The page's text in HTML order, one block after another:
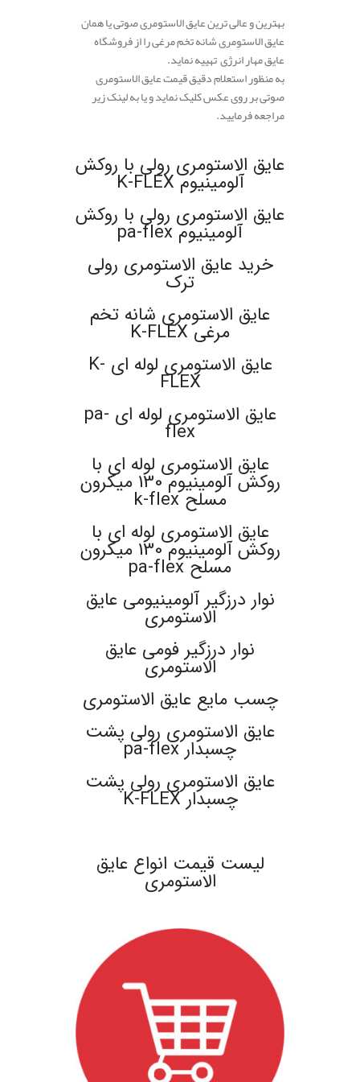
بهترین و عالی ترین عایق الاستومری صوتی یا همان
عایق الاستومری شانه تخم مرغی را از فروشگاه
عایق مهار انرژی تهییه نماید.
به منظور استعلام دقیق قیمت عایق الاستومری
صوتی بر روی عکس کلیک نماید و یا به لینک زیر
مراجعه فرمایید.
عایق الاستومری رولی با روکش
آلومینیوم K-FLEX
عایق الاستومری رولی با روکش
آلومینیوم pa-flex
خرید عایق الاستومری رولی
ترک
عایق الاستومری شانه تخم
مرغی K-FLEX
عایق الاستومری لوله ای K-
FLEX
عایق الاستومری لوله ای pa-
flex
عایق الاستومری لوله ای با
روکش آلومینیوم 130 میکرون
مسلح k-flex
عایق الاستومری لوله ای با
روکش آلومینیوم 130 میکرون
مسلح pa-flex
نوار درزگیر آلومینیومی عایق
الاستومری
نوار درزگیر فومی عایق
الاستومری
چسب مایع عایق الاستومری
عایق الاستومری رولی پشت
چسبدار pa-flex
عایق الاستومری رولی پشت
چسبدار K-FLEX
لیست قیمت انواع عایق
الاستومری